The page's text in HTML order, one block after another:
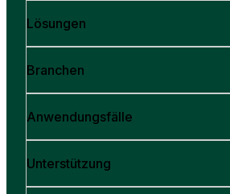
Lösungen
Branchen
Anwendungsfälle
Unterstützung